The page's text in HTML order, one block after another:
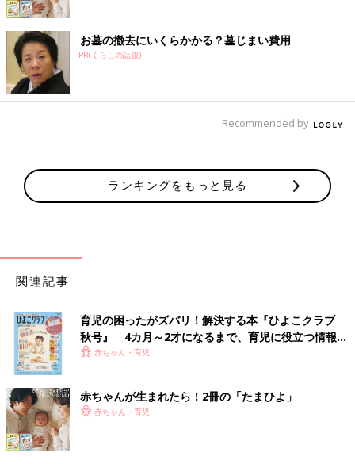
お墓の撤去にいくらかかる？墓じまい費用
PR(くらしの話題)
Recommended by
ランキングをもっと見る
関連記事
育児の困ったがズバリ！解決する本『ひよこクラブ
秋号』 4カ月～2才になるまで、育児に役立つ情報が
いっぱい！
赤ちゃん・育児
赤ちゃんが生まれたら！2冊の「たまひよ」
赤ちゃん・育児